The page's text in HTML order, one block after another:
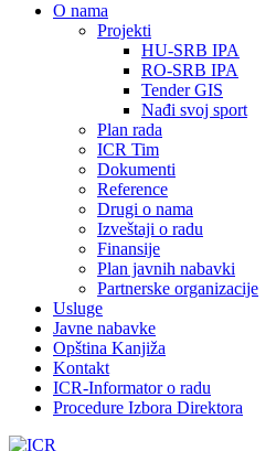
О nama
Projekti
HU-SRB IPA
RO-SRB IPA
Tender GIS
Nađi svoj sport
Plan rada
ICR Tim
Dokumenti
Reference
Drugi o nama
Izveštaji o radu
Finansije
Plan javnih nabavki
Partnerske organizacije
Usluge
Javne nabavke
Opština Kanjiža
Kontakt
ICR-Informator o radu
Procedure Izbora Direktora